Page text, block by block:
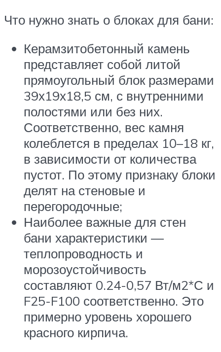
Что нужно знать о блоках для бани:
Керамзитобетонный камень
представляет собой литой
прямоугольный блок размерами
39х19х18,5 см, с внутренними
полостями или без них.
Соответственно, вес камня
колеблется в пределах 10–18 кг,
в зависимости от количества
пустот. По этому признаку блоки
делят на стеновые и
перегородочные;
Наиболее важные для стен
бани характеристики —
теплопроводность и
морозоустойчивость
составляют 0.24-0,57 Вт/м2*С и
F25-F100 соответственно. Это
примерно уровень хорошего
красного кирпича.